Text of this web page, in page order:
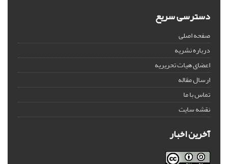
دسترسی سریع
صفحه اصلی
درباره نشریه
اعضای هیات تحریریه
ارسال مقاله
تماس با ما
نقشه سایت
آخرین اخبار